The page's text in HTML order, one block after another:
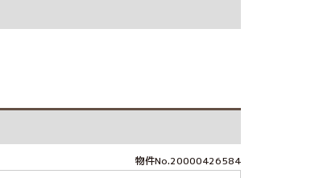
物件No.20000426584